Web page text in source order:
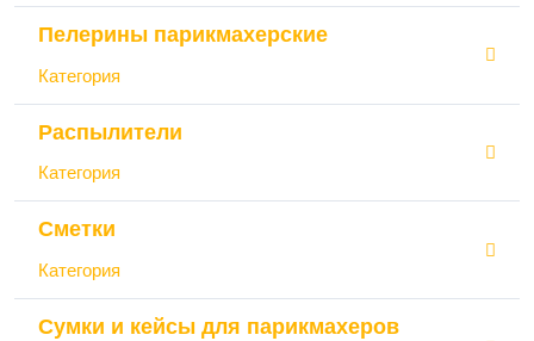
Пелерины парикмахерские
Категория
Распылители
Категория
Сметки
Категория
Сумки и кейсы для парикмахеров